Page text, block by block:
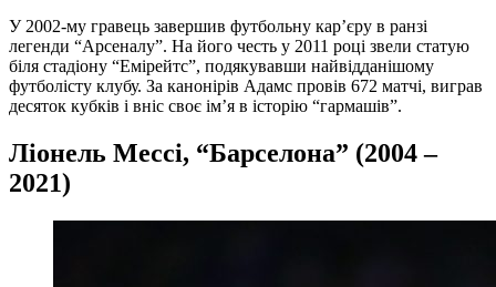
У 2002-му гравець завершив футбольну кар’єру в ранзі
легенди “Арсеналу”. На його честь у 2011 році звели статую
біля стадіону “Емірейтс”, подякувавши найвідданішому
футболісту клубу. За канонірів Адамс провів 672 матчі, виграв
десяток кубків і вніс своє ім’я в історію “гармашів”.
Ліонель Мессі, “Барселона” (2004 –
2021)